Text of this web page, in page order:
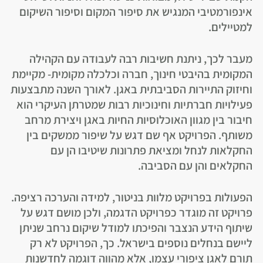
אינפורמטיבי המנגיש את סיפור המקום וסיפור השיקום
למטיילים.
מעבר לכך, ניתנת חשיבות רבה לעבודה עם הקהילה
המקומית בהיבטי חינוך, חברה וכלכלה מקומית- מקיימת
וחיזוק התיירות הסביבתית באגן. לאורך השנה מתבצעות
פעילויות חברתיות וחינוכיות רבות שמטרתן העיקרי הוא
חיבור בין מגוון האוכלוסיות החיות באגן ויצירת מרחב
משותף. הפרויקט אף שם דגש על שיפור ממשקים בין
החקלאות לנחל ומציאת פתרונות שיטיבו הן עם
החקלאים והן עם הסביבה.
הפעולות בפרויקט מלוות בניטור, למידה והערכה רציפה.
פרויקט זה מוגדר כפרויקט הדגמה, ולכן מושם דגש על
שיתוף הידע הנצבר והפיכתו למודל שיקום נרחב שניתן
ליישם בנחלים נוספים בישראל. כך, הפרויקט לא רק
תורם לאגן ציפורי עצמו, אלא מהווה דוגמה לחדשנות